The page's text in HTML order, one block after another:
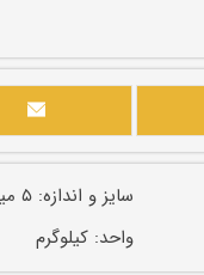
سایز و اندازه: ۵ میل ۱۰۰ در ۱۸۰ میل
واحد: کیلوگرم